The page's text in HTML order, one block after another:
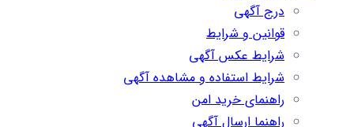
درج آگهی
قوانین و شرایط
شرایط عکس آگهی
شرایط استفاده و مشاهده آگهی
راهنمای خرید امن
راهنما ارسال آگهی